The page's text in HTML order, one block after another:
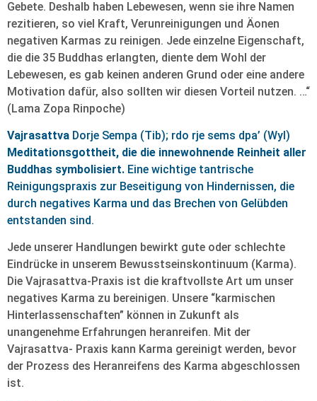
Gebete. Deshalb haben Lebewesen, wenn sie ihre Namen
rezitieren, so viel Kraft, Verunreinigungen und Äonen
negativen Karmas zu reinigen. Jede einzelne Eigenschaft,
die die 35 Buddhas erlangten, diente dem Wohl der
Lebewesen, es gab keinen anderen Grund oder eine andere
Motivation dafür, also sollten wir diesen Vorteil nutzen. …“
(Lama Zopa Rinpoche)
Vajrasattva Dorje Sempa (Tib); rdo rje sems dpa’ (Wyl)
Meditationsgottheit, die die innewohnende Reinheit aller
Buddhas symbolisiert. Eine wichtige tantrische
Reinigungspraxis zur Beseitigung von Hindernissen, die
durch negatives Karma und das Brechen von Gelübden
entstanden sind.
Jede unserer Handlungen bewirkt gute oder schlechte
Eindrücke in unserem Bewusstseinskontinuum (Karma).
Die Vajrasattva-Praxis ist die kraftvollste Art um unser
negatives Karma zu bereinigen. Unsere “karmischen
Hinterlassenschaften” können in Zukunft als
unangenehme Erfahrungen heranreifen. Mit der
Vajrasattva- Praxis kann Karma gereinigt werden, bevor
der Prozess des Heranreifens des Karma abgeschlossen
ist.